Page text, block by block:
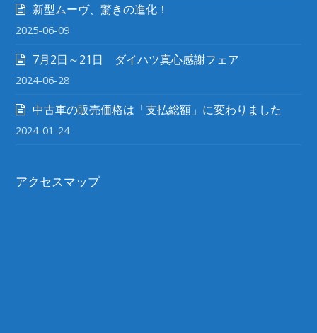
新型ムーヴ、驚きの進化！
2025-06-09
7月2日～21日 ダイハツ真心感謝フェア
2024-06-28
中古車の販売価格は「支払総額」に変わりました
2024-01-24
アクセスマップ